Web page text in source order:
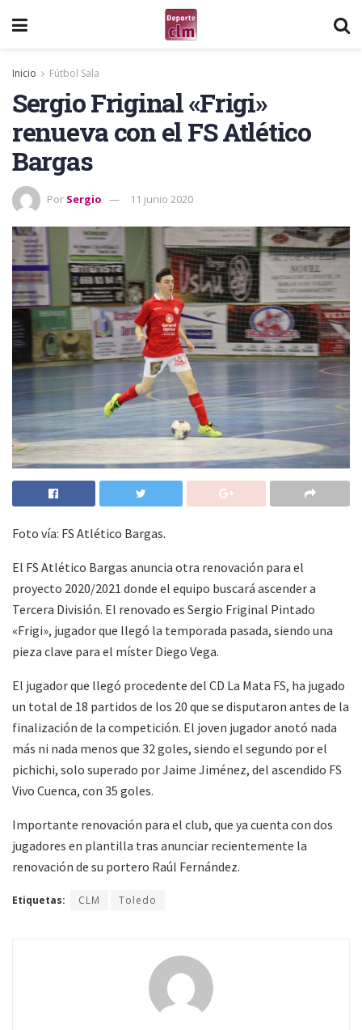
Inicio Fútbol Sala
Sergio Friginal «Frigi»
renueva con el FS Atlético
Bargas
Por Sergio 11 junio 2020
Foto vía: FS Atlético Bargas.
El FS Atlético Bargas anuncia otra renovación para el
proyecto 2020/2021 donde el equipo buscará ascender a
Tercera División. El renovado es Sergio Friginal Pintado
«Frigi», jugador que llegó la temporada pasada, siendo una
pieza clave para el míster Diego Vega.
El jugador que llegó procedente del CD La Mata FS, ha jugado
un total de 18 partidos de los 20 que se disputaron antes de la
finalización de la competición. El joven jugador anotó nada
más ni nada menos que 32 goles, siendo el segundo por el
pichichi, solo superado por Jaime Jiménez, del ascendido FS
Vivo Cuenca, con 35 goles.
Importante renovación para el club, que ya cuenta con dos
jugadores en plantilla tras anunciar recientemente la
renovación de su portero Raúl Fernández.
Etiquetas: CLM Toledo